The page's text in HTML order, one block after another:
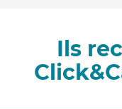
Ils